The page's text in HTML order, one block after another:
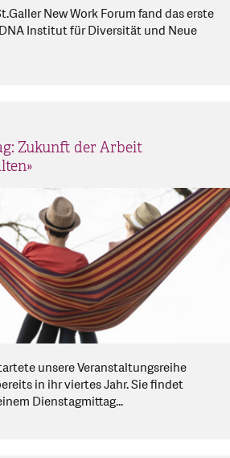
New Work Forum fand das erste
Institut für Diversität und Neue
Zukunft der Arbeit
unsere Veranstaltungsreihe
in ihr viertes Jahr. Sie findet
Dienstagmittag...